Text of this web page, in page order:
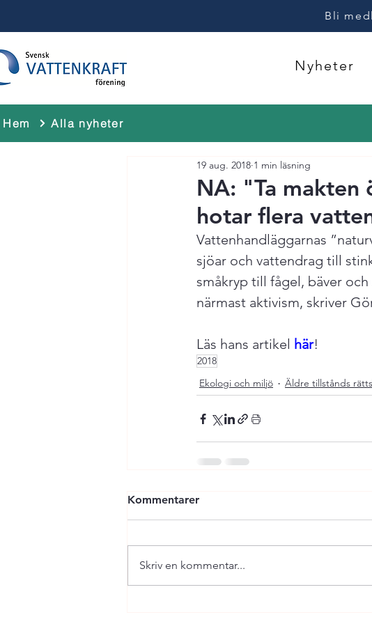
Bli
Nyheter
Hem Alla nyheter
NA: "Ta makten
hotar flera
19 aug. 2018 1 min läsning
Vattenhandläggarnas
sjöar och vattendrag till
småkryp till fågel, bäver
närmast aktivism, skriver
Läs hans artikel här!
2018
Ekologi och miljö
Äldre tillstånds
Kommentarer
Skriv en kommentar...